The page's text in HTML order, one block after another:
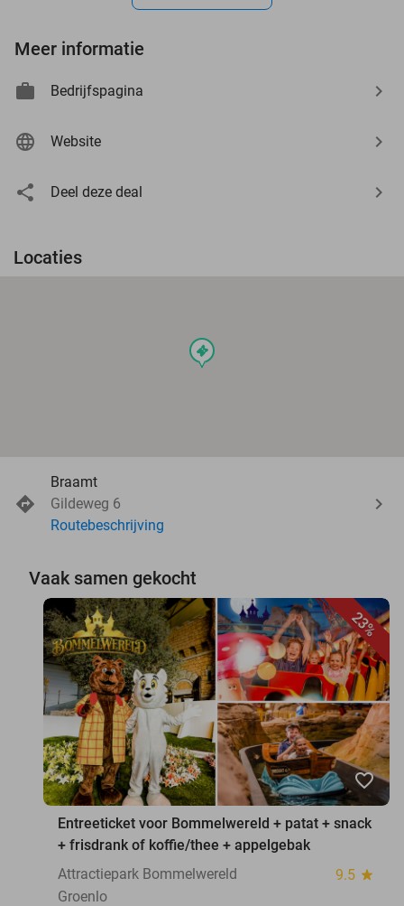
Meer informatie
Bedrijfspagina
Website
Deel deze deal
Locaties
events
Braamt
Gildeweg 6
Routebeschrijving
Vaak samen gekocht
23%
favorite_border
Entreeticket voor Bommelwereld + patat + snack
+ frisdrank of koffie/thee + appelgebak
Attractiepark Bommelwereld
9.5 star
Groenlo